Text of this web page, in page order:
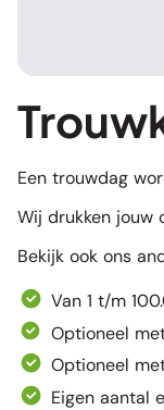
Een trouwdag
Wij drukken jouw
Bekijk ook ons
Van 1 t/m
Optioneel
Optioneel
Eigen aantal